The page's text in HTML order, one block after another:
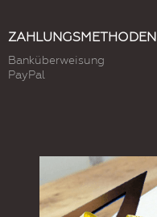
ZAHLUNGSMETHODEN
Banküberweisung
PayPal